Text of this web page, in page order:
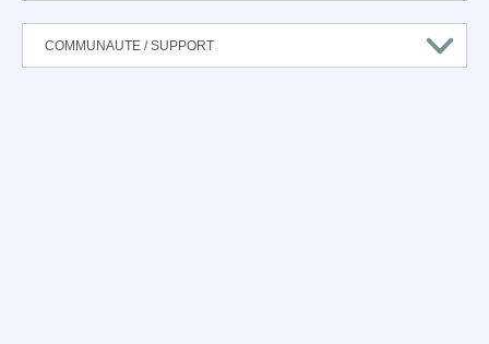
COMMUNAUTE / SUPPORT